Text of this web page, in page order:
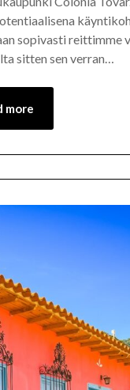
sopivasti reittimme
sitten sen verran…
more